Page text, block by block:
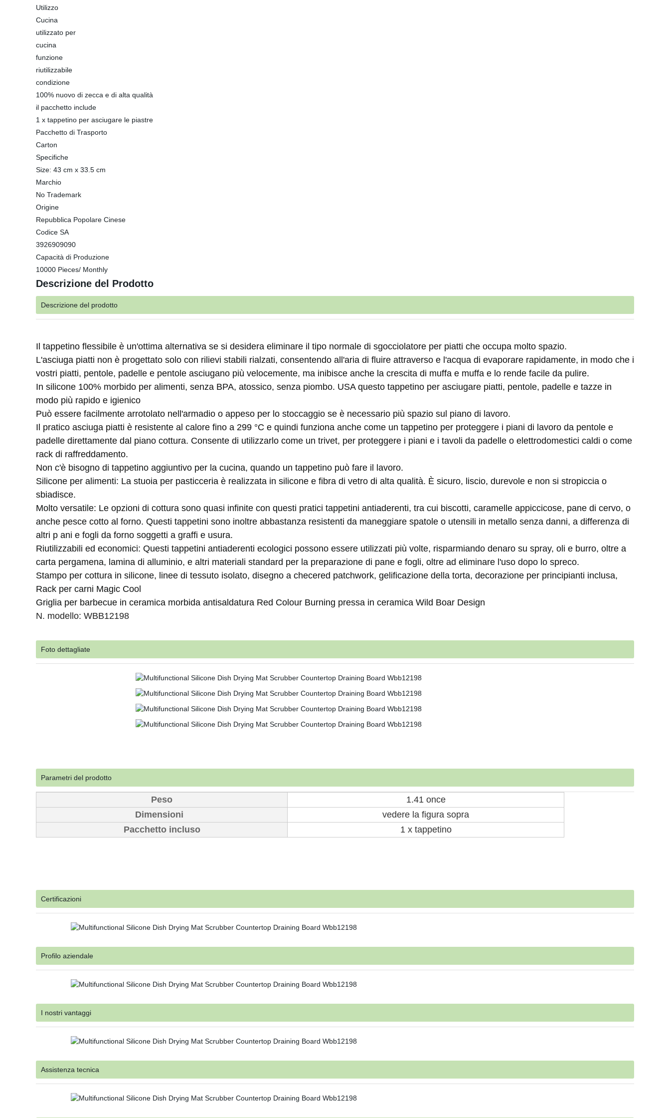
Utilizzo
Cucina
utilizzato per
cucina
funzione
riutilizzabile
condizione
100% nuovo di zecca e di alta qualità
il pacchetto include
1 x tappetino per asciugare le piastre
Pacchetto di Trasporto
Carton
Specifiche
Size: 43 cm x 33.5 cm
Marchio
No Trademark
Origine
Repubblica Popolare Cinese
Codice SA
3926909090
Capacità di Produzione
10000 Pieces/ Monthly
Descrizione del Prodotto
Descrizione del prodotto
Il tappetino flessibile è un'ottima alternativa se si desidera eliminare il tipo normale di sgocciolatore per piatti che occupa molto spazio.
L'asciuga piatti non è progettato solo con rilievi stabili rialzati, consentendo all'aria di fluire attraverso e l'acqua di evaporare rapidamente, in modo che i
vostri piatti, pentole, padelle e pentole asciugano più velocemente, ma inibisce anche la crescita di muffa e muffa e lo rende facile da pulire.
In silicone 100% morbido per alimenti, senza BPA, atossico, senza piombo. USA questo tappetino per asciugare piatti, pentole, padelle e tazze in
modo più rapido e igienico
Può essere facilmente arrotolato nell'armadio o appeso per lo stoccaggio se è necessario più spazio sul piano di lavoro.
Il pratico asciuga piatti è resistente al calore fino a 299 °C e quindi funziona anche come un tappetino per proteggere i piani di lavoro da pentole e
padelle direttamente dal piano cottura. Consente di utilizzarlo come un trivet, per proteggere i piani e i tavoli da padelle o elettrodomestici caldi o come
rack di raffreddamento.
Non c'è bisogno di tappetino aggiuntivo per la cucina, quando un tappetino può fare il lavoro.
Silicone per alimenti: La stuoia per pasticceria è realizzata in silicone e fibra di vetro di alta qualità. È sicuro, liscio, durevole e non si stropiccia o
sbiadisce.
Molto versatile: Le opzioni di cottura sono quasi infinite con questi pratici tappetini antiaderenti, tra cui biscotti, caramelle appiccicose, pane di cervo, o
anche pesce cotto al forno. Questi tappetini sono inoltre abbastanza resistenti da maneggiare spatole o utensili in metallo senza danni, a differenza di
altri p ani e fogli da forno soggetti a graffi e usura.
Riutilizzabili ed economici: Questi tappetini antiaderenti ecologici possono essere utilizzati più volte, risparmiando denaro su spray, oli e burro, oltre a
carta pergamena, lamina di alluminio, e altri materiali standard per la preparazione di pane e fogli, oltre ad eliminare l'uso dopo lo spreco.
Stampo per cottura in silicone, linee di tessuto isolato, disegno a checered patchwork, gelificazione della torta, decorazione per principianti inclusa,
Rack per carni Magic Cool
Griglia per barbecue in ceramica morbida antisaldatura Red Colour Burning pressa in ceramica Wild Boar Design
N. modello: WBB12198
Foto dettagliate
Parametri del prodotto
Peso
1.41 once
Dimensioni
vedere la figura sopra
Pacchetto incluso
1 x tappetino
Certificazioni
Profilo aziendale
I nostri vantaggi
Assistenza tecnica